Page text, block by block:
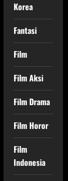
Korea
Fantasi
Film
Film Aksi
Film Drama
Film Horor
Film
Indonesia